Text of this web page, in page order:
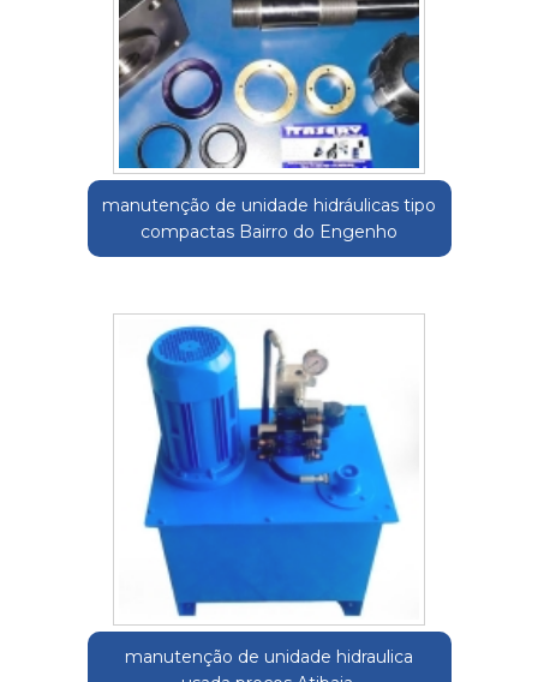
manutenção de unidade hidráulicas tipo
compactas Bairro do Engenho
manutenção de unidade hidraulica